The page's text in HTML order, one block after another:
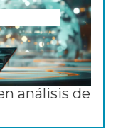
análisis de